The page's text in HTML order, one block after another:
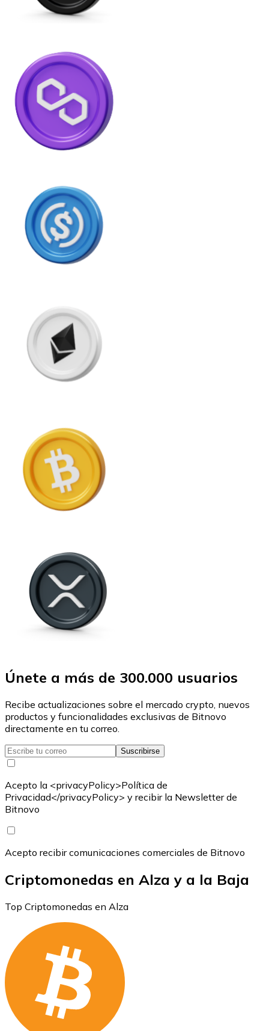
Únete a más de 300.000 usuarios
Recibe actualizaciones sobre el mercado crypto, nuevos
productos y funcionalidades exclusivas de Bitnovo
directamente en tu correo.
Suscribirse
Acepto la <privacyPolicy>Política de
Privacidad</privacyPolicy> y recibir la Newsletter de
Bitnovo
Acepto recibir comunicaciones comerciales de Bitnovo
Criptomonedas en Alza y a la Baja
Top Criptomonedas en Alza